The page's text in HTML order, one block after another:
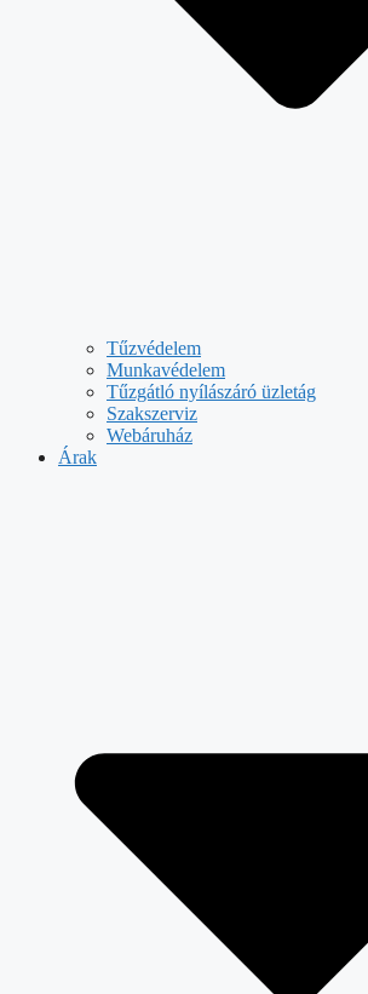
Tűzvédelem
Munkavédelem
Tűzgátló nyílászáró üzletág
Szakszerviz
Webáruház
Árak